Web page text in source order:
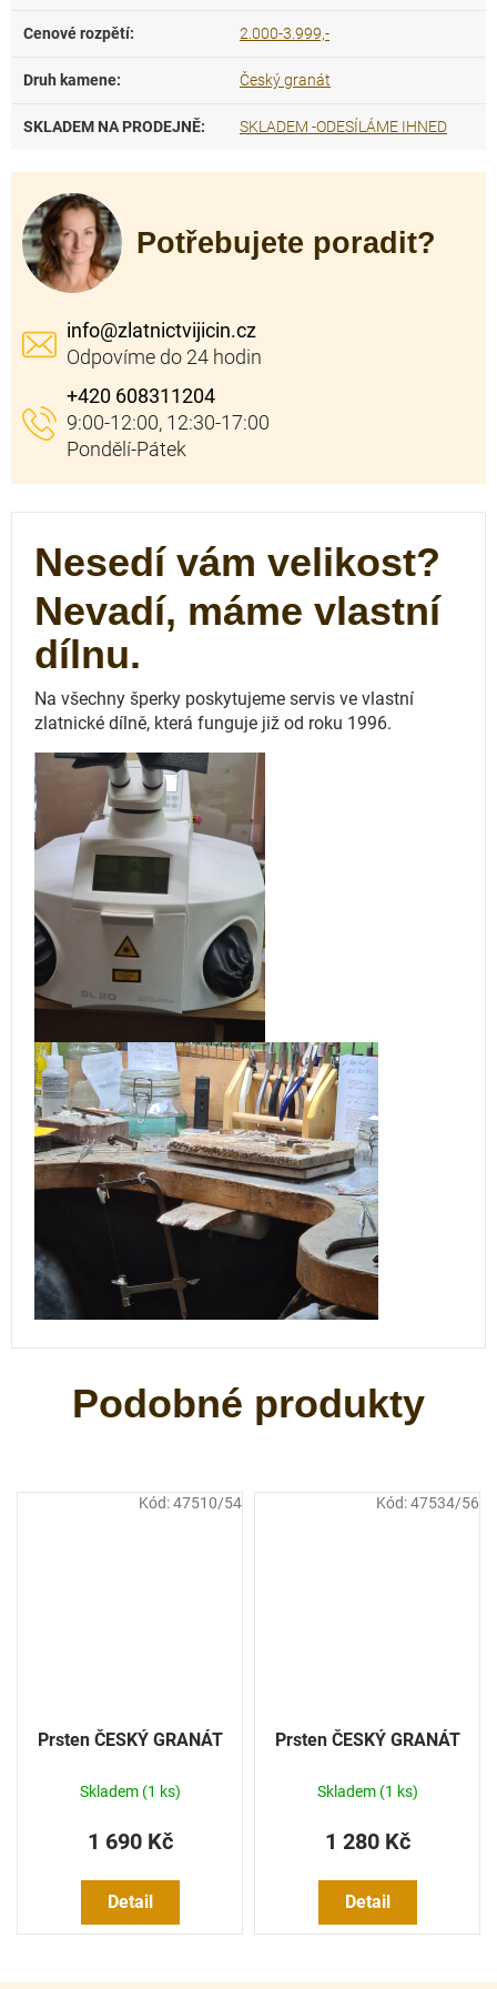
Cenové rozpětí: 2.000-3.999,-
Druh kamene: Český granát
SKLADEM NA PRODEJNĚ: SKLADEM -ODESÍLÁME IHNED
Potřebujete poradit?
info@zlatnictvijicin.cz
+420 608311204
Prsten ČESKÝ GRANÁT
Skladem (1 ks)
1 690 Kč
Detail
Kód:47510/54
Prsten ČESKÝ GRANÁT
Skladem (1 ks)
1 280 Kč
Detail
Kód:47534/56
Nesedí vám velikost?
Nevadí, máme vlastní
dílnu.
Na všechny šperky poskytujeme servis ve vlastní
zlatnické dílně, která funguje již od roku 1996.